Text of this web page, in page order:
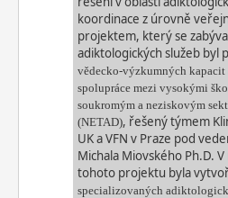
koordinace z úrovně
projektem, který se
adiktologických služeb byl
vědecko-výzkumných
spolupráce mezi vysokými
soukromým a neziskovým
(NETAD), řešený týmem
UK a VFN v Praze pod
Michala Miovského Ph.D.
tohoto projektu byla
specializovaných